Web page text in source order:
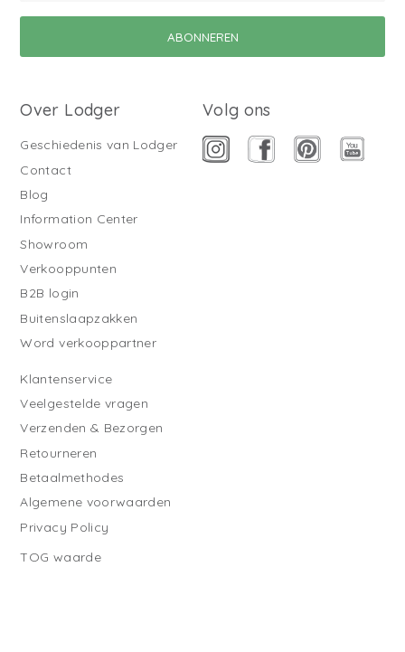
Over Lodger
Geschiedenis van Lodger
Contact
Blog
Information Center
Showroom
Verkooppunten
B2B login
Buitenslaapzakken
Word verkooppartner
Klantenservice
Veelgestelde vragen
Verzenden & Bezorgen
Retourneren
Betaalmethodes
Algemene voorwaarden
Privacy Policy
TOG waarde
Volg ons